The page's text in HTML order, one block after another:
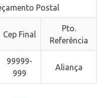
Postal
Cep Final
Pto.
Referência
99999-
999
Aliança